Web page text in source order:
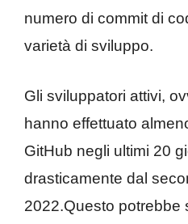
numero di commit di
varietà di sviluppo.
Gli sviluppatori attivi,
hanno effettuato
GitHub negli ultimi 20
drasticamente dal
2022.Questo potrebbe